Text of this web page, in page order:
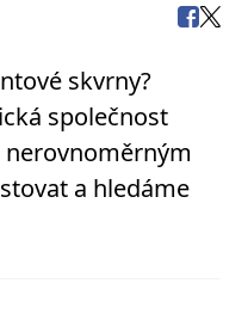
skvrny?
společnost
nerovnoměrným
a hledáme